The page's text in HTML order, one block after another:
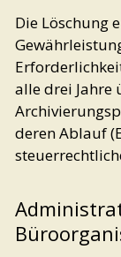
Die Löschung
alle drei Jahre
deren Ablauf